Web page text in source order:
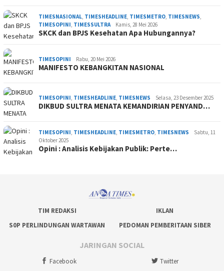
TIMESNASIONAL, TIMESHEADLINE, TIMESMETRO, TIMESNEWS,
TIMESOPINI, TIMESSULTRA Kamis, 28 Mei 2026
SKCK dan BPJS Kesehatan Apa Hubungannya?
TIMESOPINI Rabu, 20 Mei 2026
MANIFESTO KEBANGKITAN NASIONAL
TIMESOPINI, TIMESHEADLINE, TIMESNEWS Selasa, 23 Desember 2025
DIKBUD SULTRA MENATA KEMANDIRIAN PENYAND…
TIMESOPINI, TIMESHEADLINE, TIMESMETRO, TIMESNEWS
Sabtu, 11
Oktober 2025
Opini : Analisis Kebijakan Publik: Perte…
TIM REDAKSI
IKLAN
S0P PERLINDUNGAN WARTAWAN
PEDOMAN PEMBERITAAN SIBER
JARINGAN SOCIAL
Facebook Twitter